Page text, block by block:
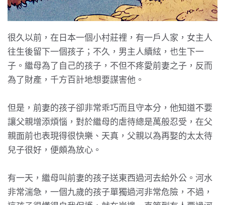
很久以前，在日本一個小村莊裡，有一戶人家，女主人
往生後留下一個孩子；不久，男主人續絃，也生下一
子。繼母為了自己的孩子，不但不疼愛前妻之子，反而
為了財產，千方百計地想要謀害他。
但是，前妻的孩子卻非常乖巧而且守本分，他知道不要
讓父親增添煩惱，對於繼母的虐待總是萬般忍受，在父
親面前也表現得很快樂、天真，父親以為再娶的太太待
兒子很好，便頗為放心。
有一天，繼母叫前妻的孩子送東西過河去給外公。河水
非常湍急，一個九歲的孩子單獨過河非常危險，不過，